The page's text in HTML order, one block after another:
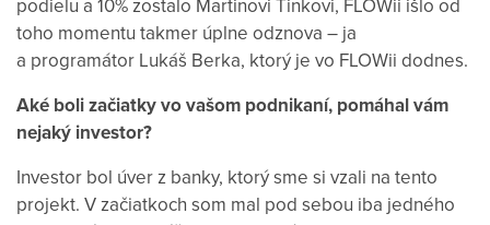
podielu a 10% zostalo Martinovi Tinkovi, FLOWii išlo od
toho momentu takmer úplne odznova – ja
a programátor Lukáš Berka, ktorý je vo FLOWii dodnes.
Aké boli začiatky vo vašom podnikaní, pomáhal vám
nejaký investor?
Investor bol úver z banky, ktorý sme si vzali na tento
projekt. V začiatkoch som mal pod sebou iba jedného